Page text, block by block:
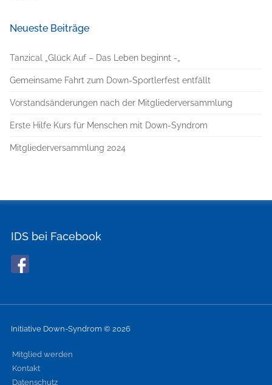
Neueste Beiträge
Tanzical „Glück Auf – Das Leben beginnt -„
Gemeinsame Fahrt zum Down-Sportlerfest entfällt
Vorstandsänderungen nach der Mitgliederversammlung
Erste Hilfe Kurs für Menschen mit Down-Syndrom
Mitgliederversammlung 2024
IDS bei Facebook
Initiative Down-Syndrom © 2026
Mitglied werden
Kontakt
Datenschutz